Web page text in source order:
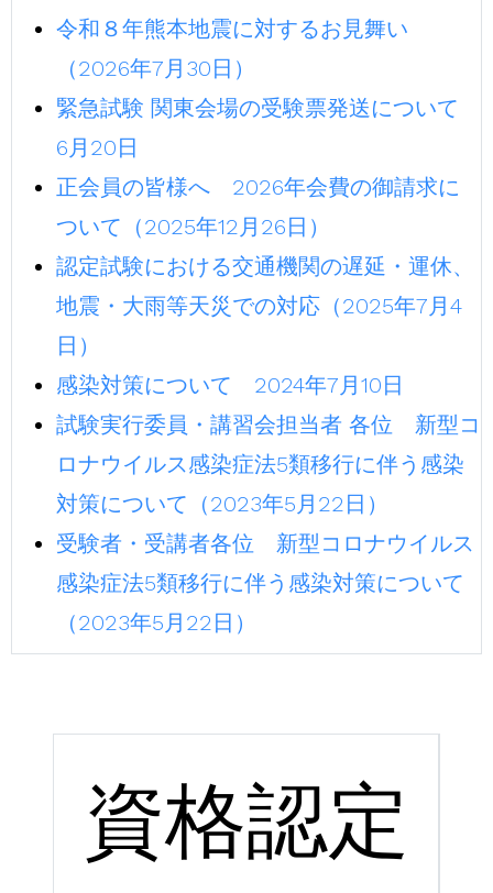
令和８年熊本地震に対するお見舞い
（2026年7月30日）
緊急試験 関東会場の受験票発送について
6月20日
正会員の皆様へ 2026年会費の御請求に
ついて（2025年12月26日）
認定試験における交通機関の遅延・運休、
地震・大雨等天災での対応（2025年7月4
日）
感染対策について 2024年7月10日
試験実行委員・講習会担当者 各位 新型コ
ロナウイルス感染症法5類移行に伴う感染
対策について（2023年5月22日）
受験者・受講者各位 新型コロナウイルス
感染症法5類移行に伴う感染対策について
（2023年5月22日）
資格認定